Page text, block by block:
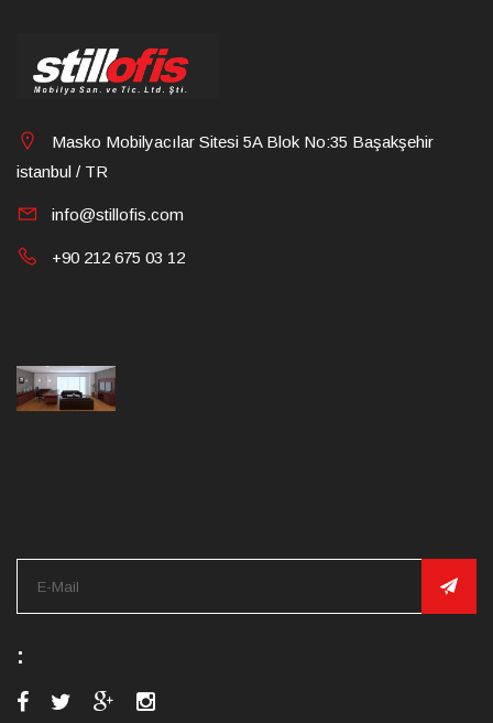
Masko Mobilyacılar Sitesi 5A Blok No:35 Başakşehir
istanbul / TR
info@stillofis.com
+90 212 675 03 12
: